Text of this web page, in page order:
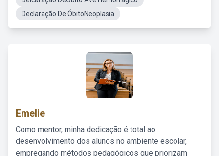
Declaração De ÓbitoNeoplasia
Emelie
Como mentor, minha dedicação é total ao
desenvolvimento dos alunos no ambiente escolar,
empregando métodos pedagógicos que priorizam